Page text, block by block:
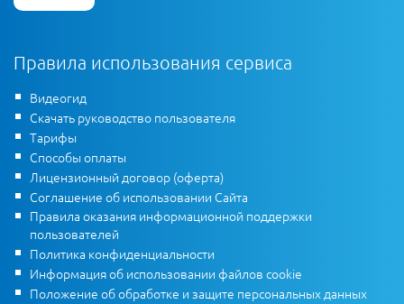
Правила использования сервиса
Видеогид
Скачать руководство пользователя
Тарифы
Способы оплаты
Лицензионный договор (оферта)
Соглашение об использовании Сайта
Правила оказания информационной поддержки
пользователей
Политика конфиденциальности
Информация об использовании файлов cookie
Положение об обработке и защите персональных данных